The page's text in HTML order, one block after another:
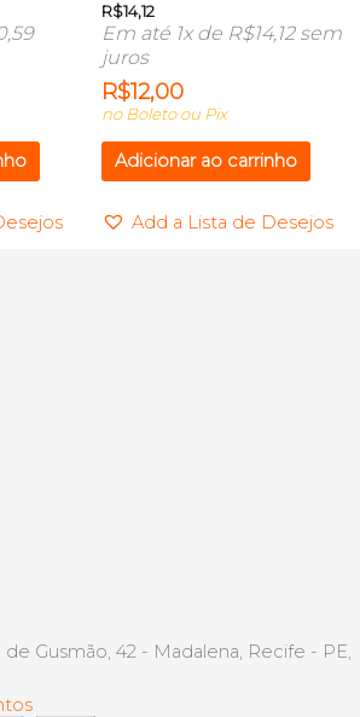
R$14,12
Em até 1x de R$14,12sem
juros
R$12,00
no Boleto ou Pix
Adicionar ao carrinho
Add a Lista de Desejos
Gusmão, 42 - Madalena, Recife - PE,